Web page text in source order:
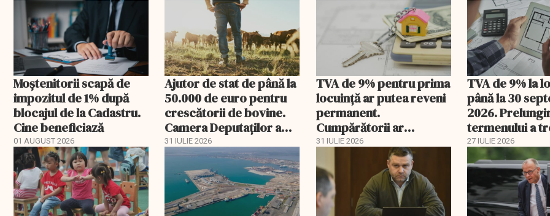
Moștenitorii scapă de
impozitul de 1% după
blocajul de la Cadastru.
Cine beneficiază
01 AUGUST 2026
Ajutor de stat de până la
50.000 de euro pentru
crescătorii de bovine.
Camera Deputaților a
aprobat schema
31 IULIE 2026
TVA de 9% pentru prima
locuință ar putea reveni
permanent.
Cumpărătorii ar
economisi zeci de mii de
31 IULIE 2026
TVA de 9% la
până la 30
2026.
termenului a
comisia din
27 IULIE 2026